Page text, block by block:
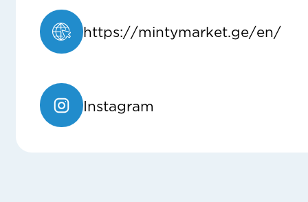
https://mintymarket.ge/en/
Instagram